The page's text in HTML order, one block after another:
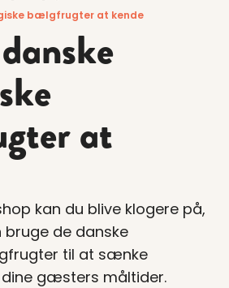
bælgfrugter at kende
at
kan du blive klogere på,
bruge de danske
til at sænke
gæsters måltider.